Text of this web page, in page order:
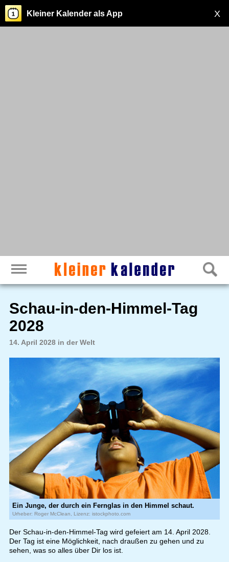
X
Kleiner Kalender als App
Schau-in-den-Himmel-Tag
2028
14. April 2028 in der Welt
Ein Junge, der durch ein Fernglas in den Himmel schaut.
Urheber: Roger McClean, Lizenz: istockphoto.com
Der Schau-in-den-Himmel-Tag wird gefeiert am 14. April 2028.
Der Tag ist eine Möglichkeit, nach draußen zu gehen und zu
sehen, was so alles über Dir los ist.